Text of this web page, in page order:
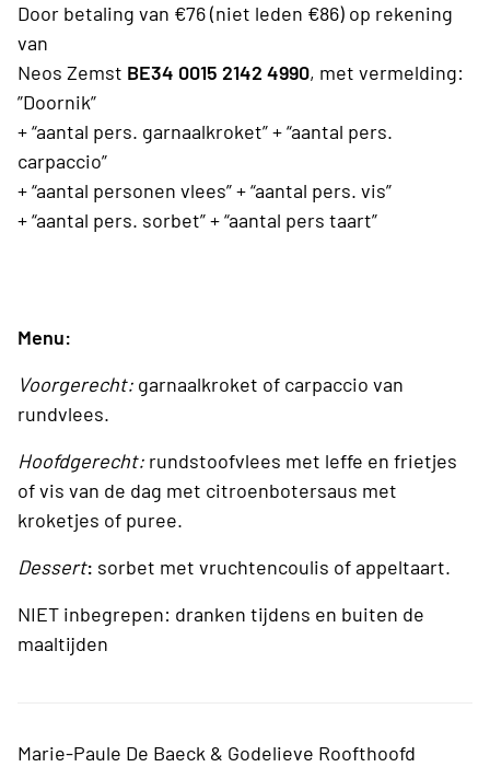
Door betaling van €76 (niet leden €86) op rekening
van
Neos Zemst BE34 0015 2142 4990, met vermelding:
”Doornik”
+ “aantal pers. garnaalkroket” + “aantal pers.
carpaccio”
+ “aantal personen vlees” + “aantal pers. vis”
+ “aantal pers. sorbet” + “aantal pers taart”
Menu:
Voorgerecht: garnaalkroket of carpaccio van
rundvlees.
Hoofdgerecht: rundstoofvlees met leffe en frietjes
of vis van de dag met citroenbotersaus met
kroketjes of puree.
Dessert: sorbet met vruchtencoulis of appeltaart.
NIET inbegrepen: dranken tijdens en buiten de
maaltijden
Marie-Paule De Baeck & Godelieve Roofthoofd